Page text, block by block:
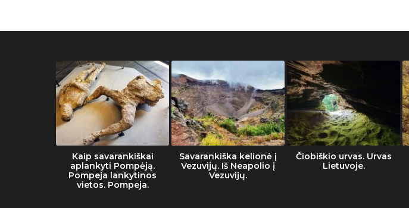
Kaip savarankiškai
aplankyti Pompėją.
Pompeja lankytinos
vietos. Pompeja.
Savarankiška kelionė į
Vezuvijų. Iš Neapolio į
Vezuvijų.
Čiobiškio urvas. Urvas
Lietuvoje.